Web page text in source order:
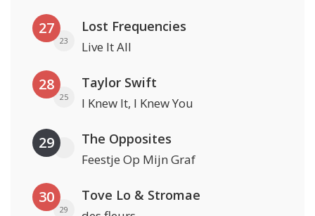
27
23
Lost Frequencies
Live It All
28
25
Taylor Swift
I Knew It, I Knew You
29 The Opposites
Feestje Op Mijn Graf
30
29
Tove Lo & Stromae